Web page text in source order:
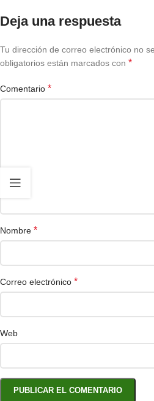
Deja una respuesta
Tu dirección de correo electrónico no
obligatorios están marcados con *
Comentario *
Nombre *
Correo electrónico *
Web